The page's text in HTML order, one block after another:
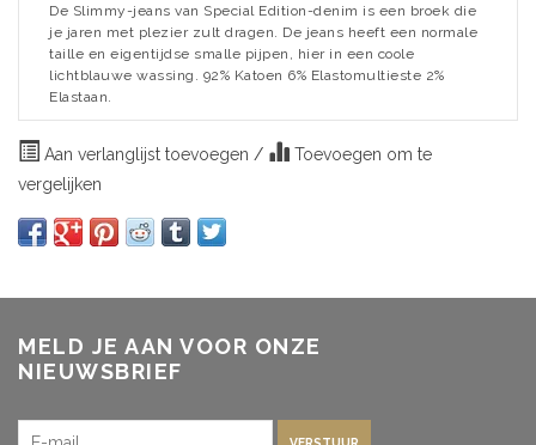
De Slimmy-jeans van Special Edition-denim is een broek die
je jaren met plezier zult dragen. De jeans heeft een normale
taille en eigentijdse smalle pijpen, hier in een coole
lichtblauwe wassing. 92% Katoen 6% Elastomultieste 2%
Elastaan.
Aan verlanglijst toevoegen /
Toevoegen om te
vergelijken
MELD JE AAN VOOR ONZE
NIEUWSBRIEF